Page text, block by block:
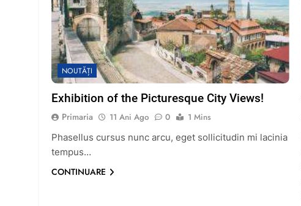
NOUTĂȚI
Exhibition of the Picturesque City Views!
Primaria 11 Ani Ago 0
1 Mins
Phasellus cursus nunc arcu, eget sollicitudin mi lacinia
tempus…
CONTINUARE